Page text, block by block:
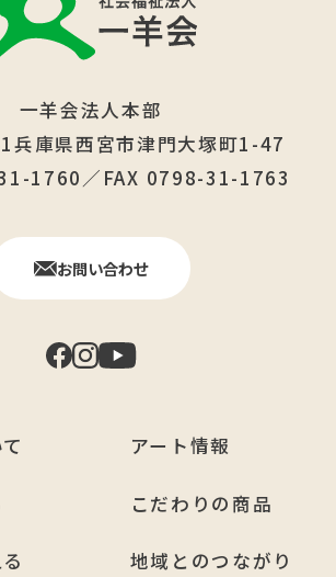
一羊会法人本部
兵庫県西宮市津門大塚町1-47
1760／FAX 0798-31-1763
お問い合わせ
アート情報
こだわりの商品
地域とのつながり